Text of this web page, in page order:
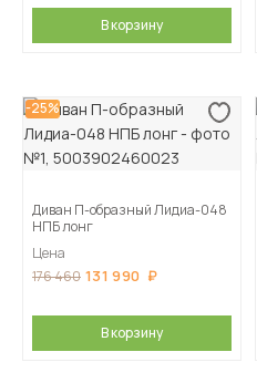
В корзину
-25%
Диван П-образный Лидиа-048
НПБ лонг
Цена
176 460 131 990
В корзину